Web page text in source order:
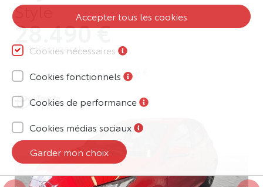
Accepter tous les cookies
Cookies nécessaires
Cookies fonctionnels
Cookies de performance
Cookies médias sociaux
Garder mon choix
Style
28.490 €
TVA Récupérable
Prix catalogue TVAC: 35.399 €